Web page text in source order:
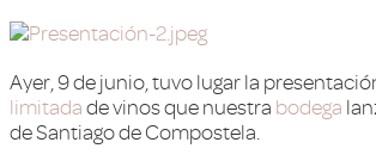
Ayer, 9 de junio, tuvo lugar la
limitada de vinos que nuestra bodega
de Santiago de Compostela.